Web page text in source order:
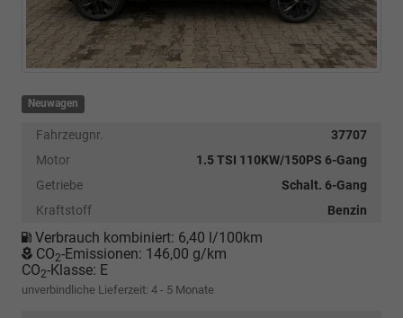
Neuwagen
Fahrzeugnr.
37707
Motor
1.5 TSI 110KW/150PS 6-Gang
Getriebe
Schalt. 6-Gang
Kraftstoff
Benzin
Verbrauch kombiniert: 6,40 l/100km
CO2-Emissionen: 146,00 g/km
CO2-Klasse: E
unverbindliche Lieferzeit: 4 - 5 Monate